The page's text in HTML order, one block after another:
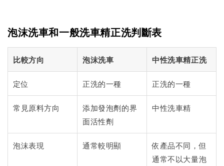
泡沫洗車和一般洗車精正洗判斷表
比較方向 泡沫洗車 中性洗車精正洗
定位 正洗的一種 正洗的一種
常見原料方向
添加發泡劑的界
面活性劑
中性洗車精
泡沫表現 通常較明顯
依產品不同，但
通常不以大量泡